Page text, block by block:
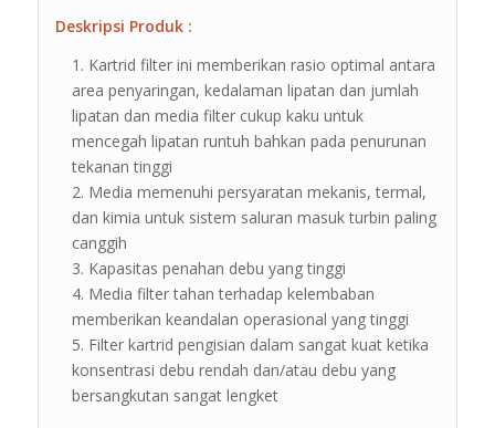
Deskripsi Produk :
Kartrid filter ini memberikan rasio optimal antara
area penyaringan, kedalaman lipatan dan jumlah
lipatan dan media filter cukup kaku untuk
mencegah lipatan runtuh bahkan pada penurunan
tekanan tinggi
Media memenuhi persyaratan mekanis, termal,
dan kimia untuk sistem saluran masuk turbin paling
canggih
Kapasitas penahan debu yang tinggi
Media filter tahan terhadap kelembaban
memberikan keandalan operasional yang tinggi
Filter kartrid pengisian dalam sangat kuat ketika
konsentrasi debu rendah dan/atau debu yang
bersangkutan sangat lengket